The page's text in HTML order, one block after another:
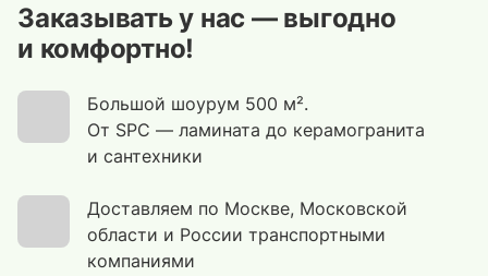
Заказывать у нас — выгодно
и комфортно!
Большой шоурум 500 м².
От SPC — ламината до керамогранита
и сантехники
Доставляем по Москве, Московской
области и России транспортными
компаниями